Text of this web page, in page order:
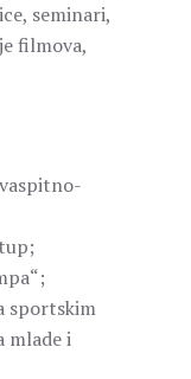
seminari,
filmova,
sportskim
mlade i